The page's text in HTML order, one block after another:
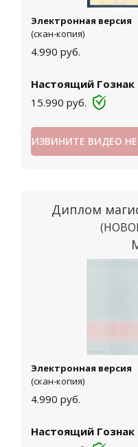
Электронная версия
(скан-копия)
4.990 руб.
Настоящий Гознак
15.990 руб.
ИЗВИНИТЕ ВИДЕО
Диплом
Электронная версия
(скан-копия)
4.990 руб.
Настоящий Гознак